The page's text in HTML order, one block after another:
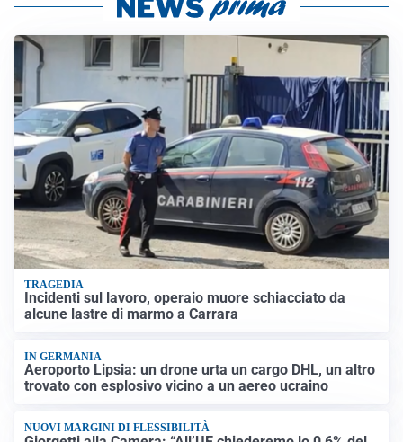
TRAGEDIA
Incidenti sul lavoro, operaio muore schiacciato da
alcune lastre di marmo a Carrara
IN GERMANIA
Aeroporto Lipsia: un drone urta un cargo DHL, un altro
trovato con esplosivo vicino a un aereo ucraino
NUOVI MARGINI DI FLESSIBILITÀ